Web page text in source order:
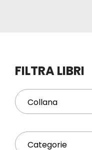
FILTRA LIBRI